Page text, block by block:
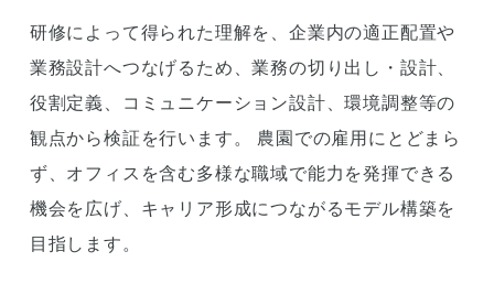
研修によって得られた理解を、企業内の適正配置や
業務設計へつなげるため、業務の切り出し・設計、
役割定義、コミュニケーション設計、環境調整等の
観点から検証を行います。 農園での雇用にとどまら
ず、オフィスを含む多様な職域で能力を発揮できる
機会を広げ、キャリア形成につながるモデル構築を
目指します。